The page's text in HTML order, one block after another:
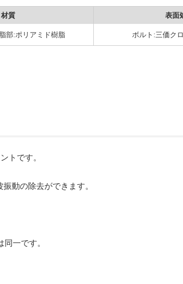
材質 表面
部:ポリアミド樹脂 ボルト:三価ク
トです。
動の除去ができます。
一です。